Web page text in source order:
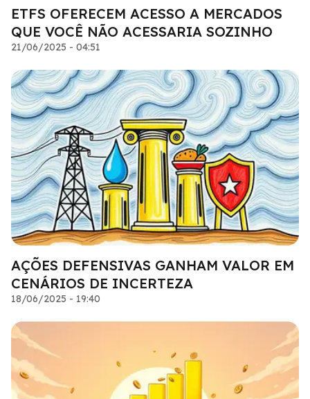
ETFS OFERECEM ACESSO A MERCADOS
QUE VOCÊ NÃO ACESSARIA SOZINHO
21/06/2025 - 04:51
AÇÕES DEFENSIVAS GANHAM VALOR EM
CENÁRIOS DE INCERTEZA
18/06/2025 - 19:40